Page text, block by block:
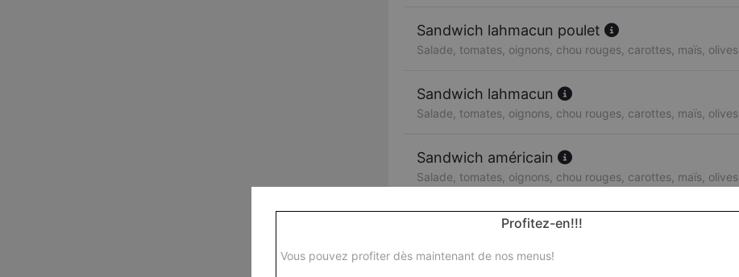
Sandwich lahmacun poulet
Salade, tomates, oignons, chou rouges, carottes, maïs, olives
Sandwich lahmacun
Salade, tomates, oignons, chou rouges, carottes, maïs, olives
Sandwich américain
Salade, tomates, oignons, chou rouges, carottes, maïs, olives
Sandwich escalope de poulet
Profitez-en!!!
Vous pouvez profiter dès maintenant de nos menus!